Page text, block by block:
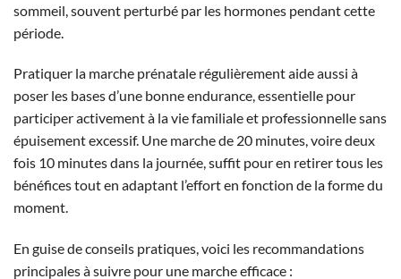
sommeil, souvent perturbé par les hormones pendant cette
période.
Pratiquer la marche prénatale régulièrement aide aussi à
poser les bases d’une bonne endurance, essentielle pour
participer activement à la vie familiale et professionnelle sans
épuisement excessif. Une marche de 20 minutes, voire deux
fois 10 minutes dans la journée, suffit pour en retirer tous les
bénéfices tout en adaptant l’effort en fonction de la forme du
moment.
En guise de conseils pratiques, voici les recommandations
principales à suivre pour une marche efficace :